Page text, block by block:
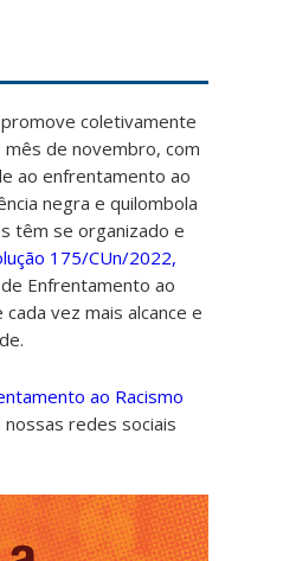
coletivamente
de novembro, com
ao enfrentamento ao
negra e quilombola
têm se organizado e
175/CUn/2022,
Enfrentamento ao
vez mais alcance e
ao Racismo
nossas redes sociais